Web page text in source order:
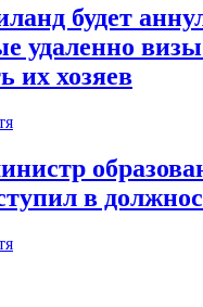
будет
удаленно
их хозяев
в